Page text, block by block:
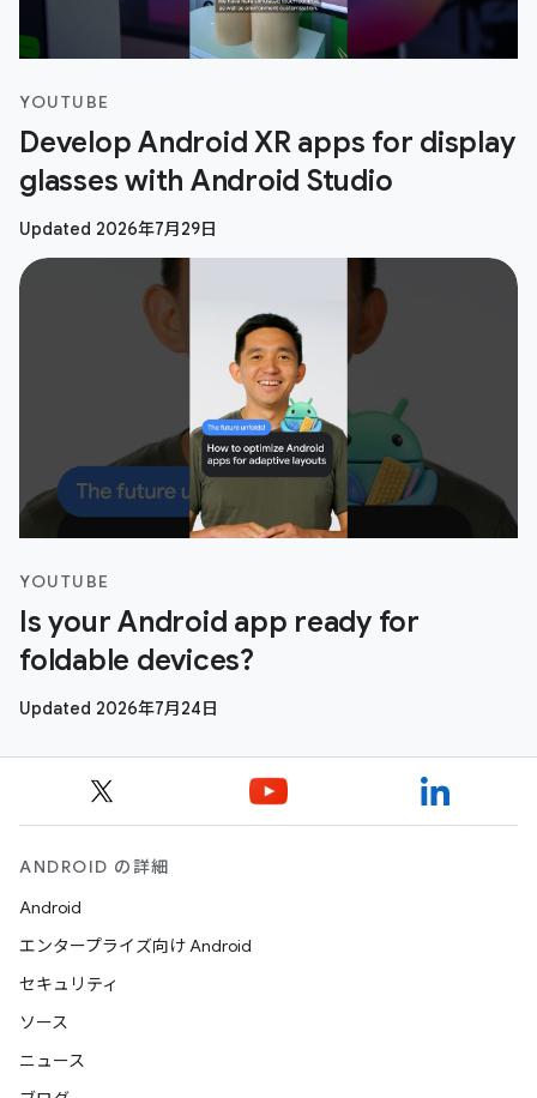
YOUTUBE
Develop Android XR apps for display
glasses with Android Studio
Updated 2026年7月29日
YOUTUBE
Is your Android app ready for
foldable devices?
Updated 2026年7月24日
ANDROID の詳細
Android
エンタープライズ向け Android
セキュリティ
ソース
ニュース